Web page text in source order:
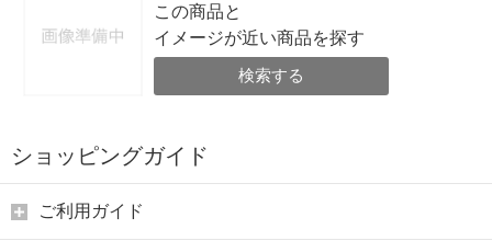
この商品と
イメージが近い商品を探す
検索する
ショッピングガイド
ご利用ガイド